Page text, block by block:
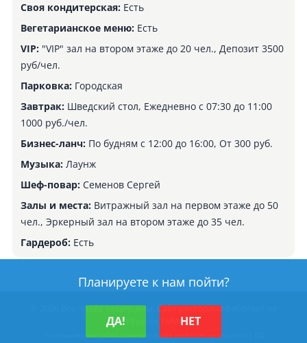
Своя кондитерская:Есть
Вегетарианское меню:Есть
VIP:"VIP" зал на втором этаже до 20 чел., Депозит 3500
руб/чел.
Парковка:Городская
Завтрак:Шведский стол, Ежедневно с 07:30 до 11:00
1000 руб./чел.
Бизнес-ланч:По будням с 12:00 до 16:00, От 300 руб.
Музыка:Лаунж
Шеф-повар:Семенов Сергей
Залы и места:Витражный зал на первом этаже до 50
чел., Эркерный зал на втором этаже до 35 чел.
Гардероб:Есть
Планируете к нам пойти?
ДА! НЕТ
© 2026 Все права защищены.
Сайт ресторана работает на
платформе ТоМесто
Использование сайта означает ваше согласие на обработку ПД